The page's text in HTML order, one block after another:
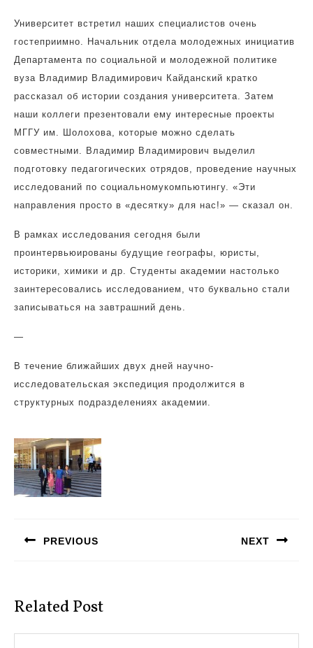
Университет встретил наших специалистов очень
гостеприимно. Начальник отдела молодежных инициатив
Департамента по социальной и молодежной политике
вуза Владимир Владимирович Кайданский кратко
рассказал об истории создания университета. Затем
наши коллеги презентовали ему интересные проекты
МГГУ им. Шолохова, которые можно сделать
совместными. Владимир Владимирович выделил
подготовку педагогических отрядов, проведение научных
исследований по социальномукомпьютингу. «Эти
направления просто в «десятку» для нас!» — сказал он.
В рамках исследования сегодня были
проинтервьюированы будущие географы, юристы,
историки, химики и др. Студенты академии настолько
заинтересовались исследованием, что буквально стали
записываться на завтрашний день.
—
В течение ближайших двух дней научно-
исследовательская экспедиция продолжится в
структурных подразделениях академии.
записям
PREVIOUS NEXT
Related Post